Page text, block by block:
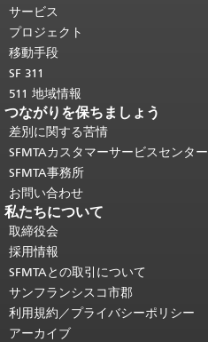
り返されます。
頭に戻る。
サービス
プロジェクト
移動手段
SF 311
511 地域情報
つながりを保ちましょう
差別に関する苦情
SFMTAカスタマーサービスセンター
SFMTA事務所
お問い合わせ
私たちについて
取締役会
採用情報
SFMTAとの取引について
サンフランシスコ市郡
利用規約／プライバシーポリシー
アーカイブ